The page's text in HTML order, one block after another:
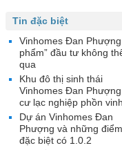
Tin đặc biệt
Vinhomes Đan Phượng
phẩm” đầu tư không
qua
Khu đô thị sinh thái
Vinhomes Đan
cư lạc nghiệp phồn vinh
Dự án Vinhomes Đan
Phượng và những
đặc biệt có 1.0.2